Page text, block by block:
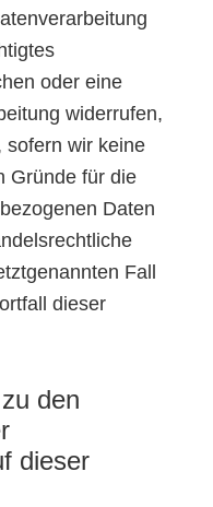
oder eine
widerrufen,
sofern wir keine
Gründe für die
Daten
Fall
dieser
den
dieser